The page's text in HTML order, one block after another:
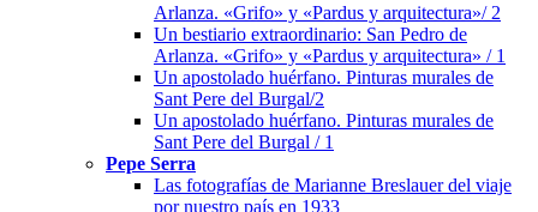
Arlanza. «Grifo» y «Pardus y arquitectura»/ 2
Un bestiario extraordinario: San Pedro de
Arlanza. «Grifo» y «Pardus y arquitectura» / 1
Un apostolado huérfano. Pinturas murales de
Sant Pere del Burgal/2
Un apostolado huérfano. Pinturas murales de
Sant Pere del Burgal / 1
Pepe Serra
Las fotografías de Marianne Breslauer del viaje
por nuestro país en 1933